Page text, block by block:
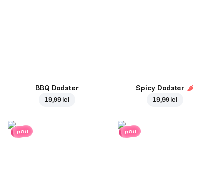
BBQ Dodster
19,99 lei
Spicy Dodster
19,99 lei
nou nou